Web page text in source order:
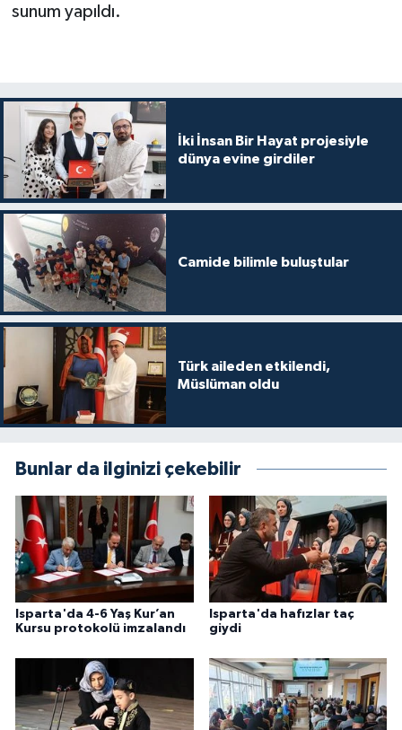
sunum yapıldı.
İki İnsan Bir Hayat projesiyle
dünya evine girdiler
Camide bilimle buluştular
Türk aileden etkilendi,
Müslüman oldu
Bunlar da ilginizi çekebilir
Isparta'da 4-6 Yaş Kur’an
Kursu protokolü imzalandı
Isparta'da hafızlar taç
giydi
Isparta Müftülüğü
İstanbul Müftülüğü
İzmir Müftülüğü
Kahramanmaraş Müftülüğü
Karabük Müftülüğü
Karaman Müftülüğü
Kars Müftülüğü
Kilis Müftülüğü
Kırıkkale Müftülüğü
Kırklareli Müftülüğü
Kırşehir Müftülüğü
Kocaeli Müftülüğü